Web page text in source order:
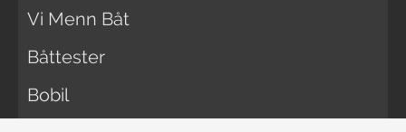
Vi Menn Båt
Båttester
Bobil